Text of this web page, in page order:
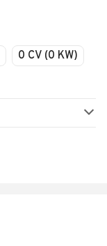
0 CV (0 KW)